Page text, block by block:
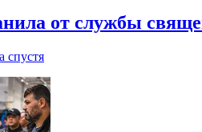
от службы
спустя